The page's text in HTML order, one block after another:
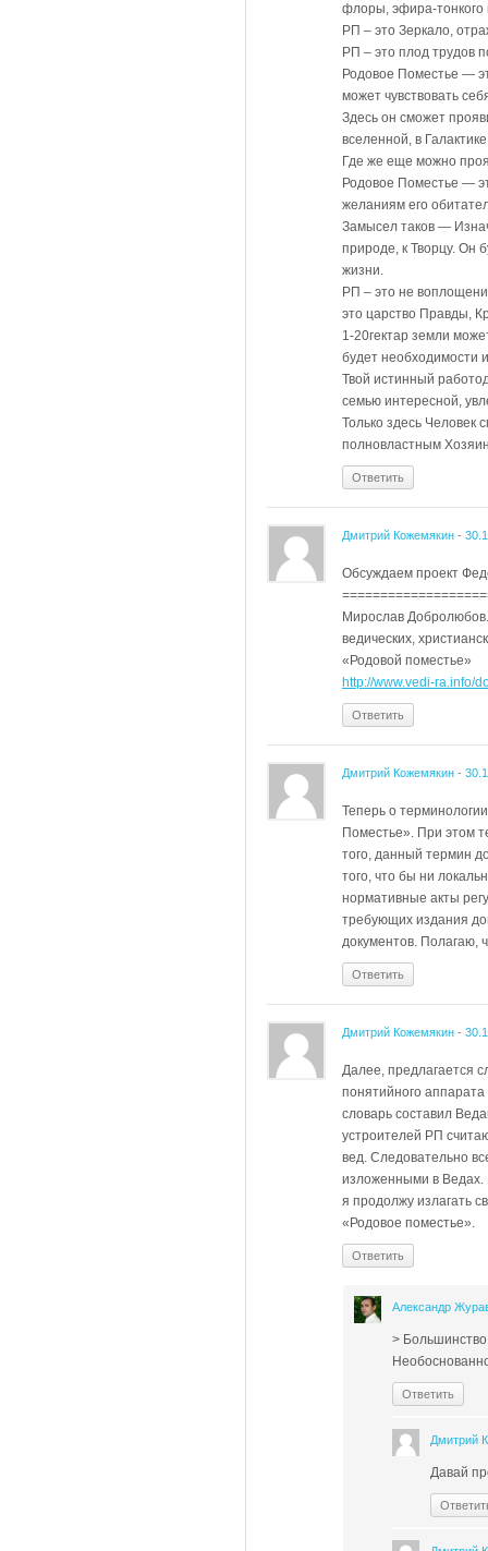
флоры, эфира-тонкого
РП – это Зеркало,
РП – это плод трудов
Родовое Поместье —
может чувствовать
Здесь он сможет
вселенной, в
Где же еще можно
Родовое Поместье —
желаниям его
Замысел таков —
природе, к Творцу. Он
жизни.
РП – это не
это царство Правды,
1-20гектар земли
будет необходимости
Твой истинный
семью интересной,
Только здесь Человек
полновластным
Ответить
Дмитрий Кожемякин -
Обсуждаем проект
Мирослав
ведических,
«Родовой поместье»
http://www.vedi-ra.info/
Ответить
Дмитрий Кожемякин -
Теперь о
Поместье». При этом
того, данный термин
того, что бы ни
нормативные акты
требующих издания
документов. Полагаю,
Ответить
Дмитрий Кожемякин -
Далее, предлагается
понятийного
словарь составил
устроителей РП
вед. Следовательно
изложенными в Ведах.
я продолжу излагать
«Родовое поместье».
Ответить
Александр
>
Ответить
Дмитрий
Давай